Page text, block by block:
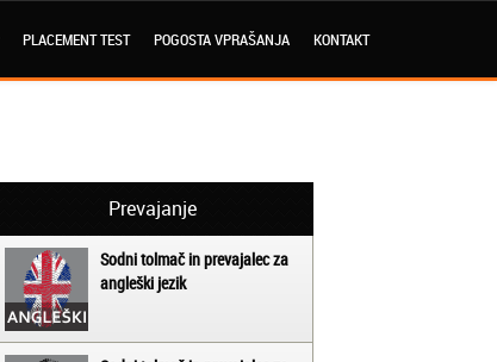
PLACEMENT TEST POGOSTA VPRAŠANJA KONTAKT
Prevajanje
Sodni tolmač in prevajalec za
angleški jezik